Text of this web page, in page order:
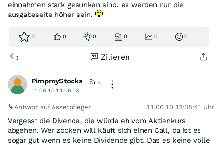
einnahmen stark gesunken sind. es werden nur die
ausgabeseite höher sein.
0 0 0 0 0 0
Zitieren
PimpmyStocks
0
11.06.10 14:06:13
Antwort auf Assetpfleger 11.06.10 12:38:41 Uhr
Vergesst die Divende, die würde eh vom Aktienkurs
abgehen. Wer zocken will käuft sich einen Call, da ist es
sogar gut wenn es keine Dividende gibt. Das es keine volle